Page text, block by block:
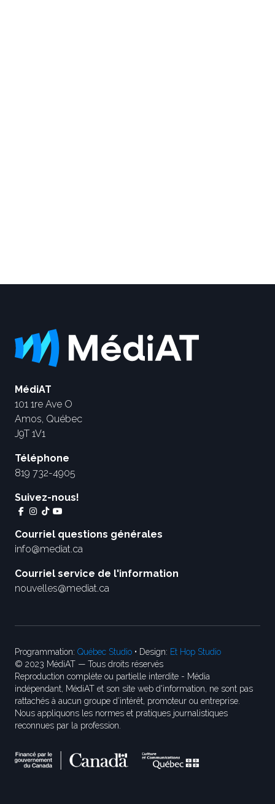
MédiAT
101 1re Ave O
Amos, Québec
J9T 1V1
Téléphone
819 732-4905
Suivez-nous!
Courriel questions générales
info@mediat.ca
Courriel service de l'information
nouvelles@mediat.ca
Programmation: Québec Studio • Design: Et Hop Studio
© 2023 MédiAT — Tous droits réservés
Reproduction complète ou partielle interdite - Média
indépendant, MédiAT et son site web d'information, ne sont pas
rattachés à aucun groupe d’intérêt, promoteur ou entreprise.
Nous appliquons les normes et pratiques journalistiques
reconnues par la profession.